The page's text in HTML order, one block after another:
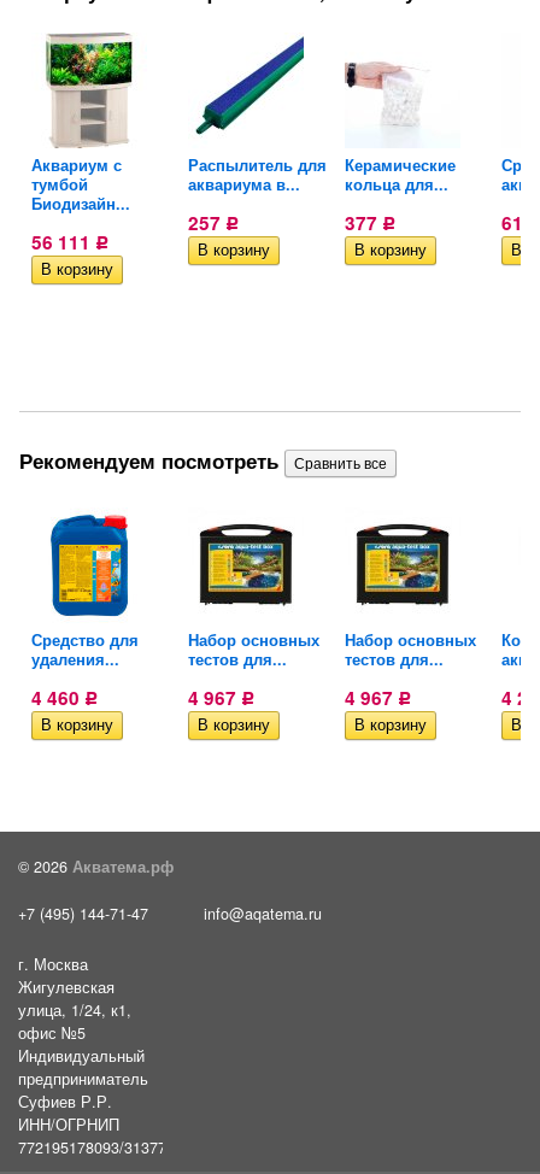
Аквариум с
тумбой
Биодизайн...
56 111 Р
Распылитель для
аквариума в...
257 Р
Керамические
кольца для...
377 Р 616
Рекомендуем посмотреть
Средство для
удаления...
4 460 Р
Набор основных
тестов для...
4 967 Р
Набор основных
тестов для...
4 967 Р 4
© 2026 Акватема.рф
+7 (495) 144-71-47 info@aqatema.ru
г. Москва
Жигулевская
улица, 1/24, к1,
офис №5
Индивидуальный
предприниматель
Суфиев Р.Р.
ИНН/ОГРНИП
772195178093/31377461610054